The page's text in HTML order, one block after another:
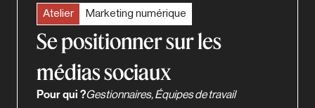
Atelier Marketing numérique
Se positionner sur les
médias sociaux
Pour qui ?Gestionnaires, Équipes de travail